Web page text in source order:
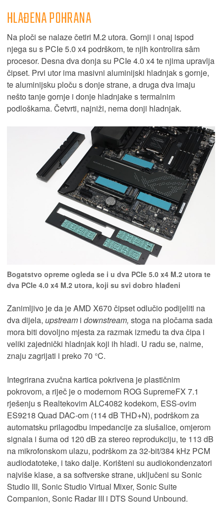
HLAĐENA POHRANA
Na ploči se nalaze četiri M.2 utora. Gornji i onaj ispod
njega su s PCIe 5.0 x4 podrškom, te njih kontrolira sâm
procesor. Desna dva donja su PCIe 4.0 x4 te njima upravlja
čipset. Prvi utor ima masivni aluminijski hladnjak s gornje,
te aluminijsku ploču s donje strane, a druga dva imaju
nešto tanje gornje i donje hladnjake s termalnim
podloškama. Četvrti, najniži, nema donji hladnjak.
Bogatstvo opreme ogleda se i u dva PCIe 5.0 x4 M.2 utora te
dva PCIe 4.0 x4 M.2 utora, koji su svi dobro hlađeni
Zanimljivo je da je AMD X670 čipset odlučio podijeliti na
dva dijela, upstream i downstream, stoga na pločama sada
mora biti dovoljno mjesta za razmak između ta dva čipa i
veliki zajednički hladnjak koji ih hladi. U radu se, naime,
znaju zagrijati i preko 70 °C.
Integrirana zvučna kartica pokrivena je plastičnim
pokrovom, a riječ je o modernom ROG SupremeFX 7.1
rješenju s Realtekovim ALC4082 kodekom, ESS-ovim
ES9218 Quad DAC-om (114 dB THD+N), podrškom za
automatsku prilagodbu impedancije za slušalice, omjerom
signala i šuma od 120 dB za stereo reprodukciju, te 113 dB
na mikrofonskom ulazu, podrškom za 32-bit/384 kHz PCM
audiodatoteke, i tako dalje. Korišteni su audiokondenzatori
najviše klase, a sa softverske strane, uključeni su Sonic
Studio III, Sonic Studio Virtual Mixer, Sonic Suite
Companion, Sonic Radar III i DTS Sound Unbound.